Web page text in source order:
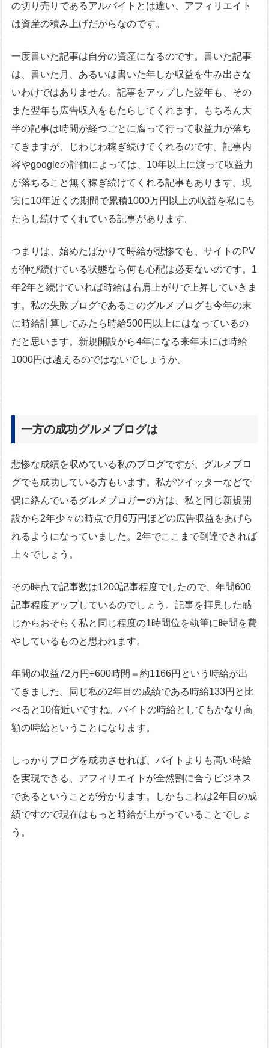
の切り売りであるアルバイトとは違い、アフィリエイト
は資産の積み上げだからなのです。
一度書いた記事は自分の資産になるのです。書いた記事
は、書いた月、あるいは書いた年しか収益を生み出さな
いわけではありません。記事をアップした翌年も、その
また翌年も広告収入をもたらしてくれます。もちろん大
半の記事は時間が経つごとに腐って行って収益力が落ち
てきますが、じわじわ稼ぎ続けてくれるのです。記事内
容やgoogleの評価によっては、10年以上に渡って収益力
が落ちること無く稼ぎ続けてくれる記事もあります。現
実に10年近くの期間で累積1000万円以上の収益を私にも
たらし続けてくれている記事があります。
つまりは、始めたばかりで時給が悲惨でも、サイトのPV
が伸び続けている状態なら何も心配は必要ないのです。1
年2年と続けていれば時給は右肩上がりで上昇していきま
す。私の失敗ブログであるこのグルメブログも今年の末
に時給計算してみたら時給500円以上にはなっているの
だと思います。新規開設から4年になる来年末には時給
1000円は越えるのではないでしょうか。
一方の成功グルメブログは
悲惨な成績を収めている私のブログですが、グルメブロ
グでも成功している方もいます。私がツイッターなどで
偶に絡んでいるグルメブロガーの方は、私と同じ新規開
設から2年少々の時点で月6万円ほどの広告収益をあげら
れるようになっていました。2年でここまで到達できれば
上々でしょう。
その時点で記事数は1200記事程度でしたので、年間600
記事程度アップしているのでしょう。記事を拝見した感
じからおそらく私と同じ程度の1時間位を執筆に時間を費
やしているものと思われます。
年間の収益72万円÷600時間＝約1166円という時給が出
てきました。同じ私の2年目の成績である時給133円と比
べると10倍近いですね。バイトの時給としてもかなり高
額の時給ということになります。
しっかりブログを成功させれば、バイトよりも高い時給
を実現できる、アフィリエイトが全然割に合うビジネス
であるということが分かります。しかもこれは2年目の成
績ですので現在はもっと時給が上がっていることでしょ
う。